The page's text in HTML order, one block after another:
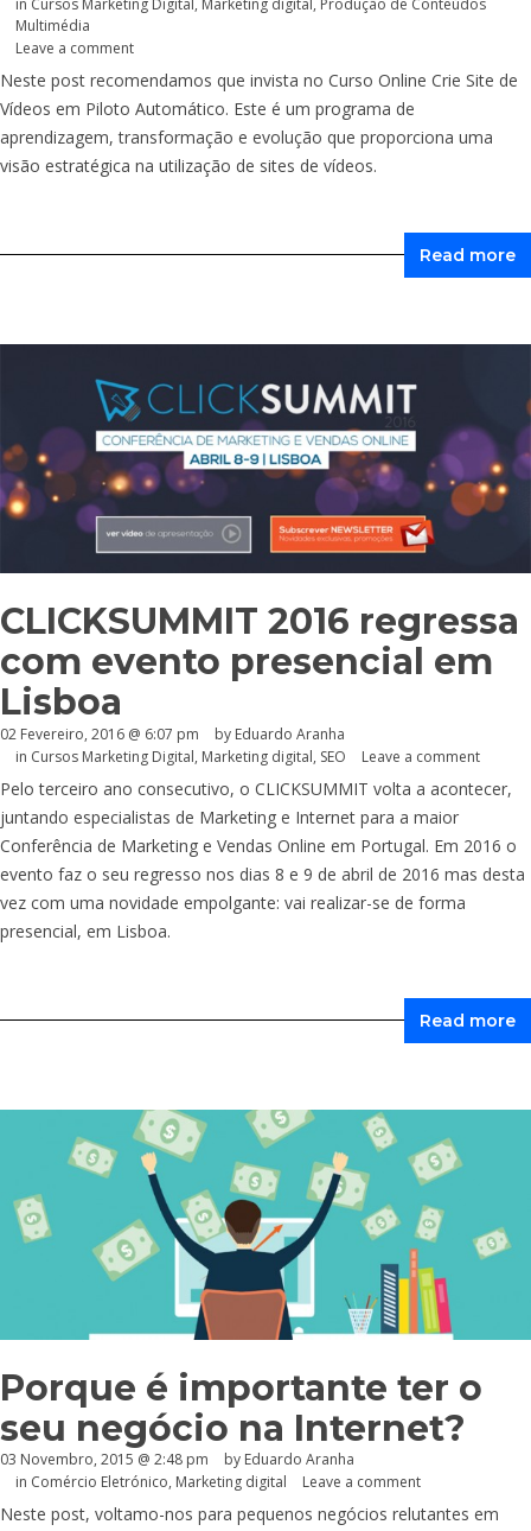
in Cursos Marketing Digital, Marketing digital, Produção de Conteúdos
Multimédia
Leave a comment
Neste post recomendamos que invista no Curso Online Crie Site de
Vídeos em Piloto Automático. Este é um programa de
aprendizagem, transformação e evolução que proporciona uma
visão estratégica na utilização de sites de vídeos.
Read more
CLICKSUMMIT 2016 regressa
com evento presencial em
Lisboa
02 Fevereiro, 2016 @ 6:07 pm by Eduardo Aranha
in Cursos Marketing Digital, Marketing digital, SEO Leave a comment
Pelo terceiro ano consecutivo, o CLICKSUMMIT volta a acontecer,
juntando especialistas de Marketing e Internet para a maior
Conferência de Marketing e Vendas Online em Portugal. Em 2016 o
evento faz o seu regresso nos dias 8 e 9 de abril de 2016 mas desta
vez com uma novidade empolgante: vai realizar-se de forma
presencial, em Lisboa.
Read more
Porque é importante ter o
seu negócio na Internet?
03 Novembro, 2015 @ 2:48 pm by Eduardo Aranha
in Comércio Eletrónico, Marketing digital Leave a comment
Neste post, voltamo-nos para pequenos negócios relutantes em